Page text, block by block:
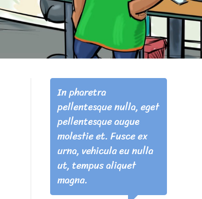
In pharetra
pellentesque nulla, eget
pellentesque augue
molestie et. Fusce ex
urna, vehicula eu nulla
ut, tempus aliquet
magna.